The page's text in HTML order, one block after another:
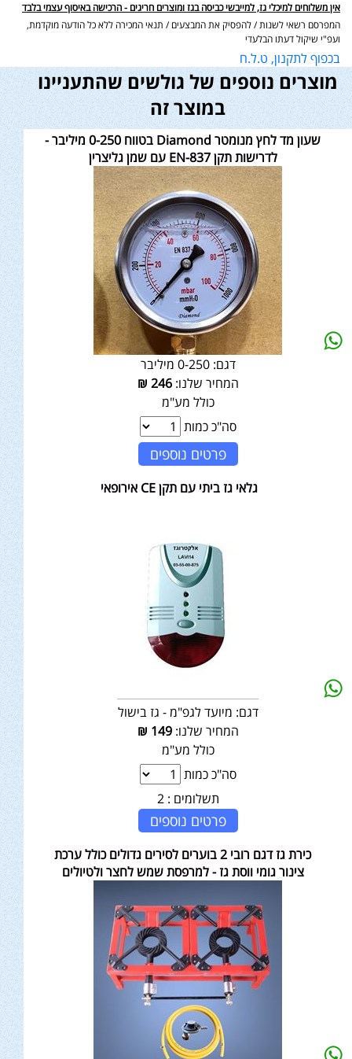
אין משלוחים למיכלי גז, למייבשי כביסה בגז ומוצרים חריגים - הרכישה באיסוף עצמי בלבד
המפרסם רשאי לשנות / להפסיק את המבצעים / תנאי המכירה ללא כל הודעה מוקדמת,
ועפ"י שיקול דעתו הבלעדי
בכפוף לתקנון, ט.ל.ח
מוצרים נוספים של גולשים שהתעניינו
במוצר זה
שעון מד לחץ מנומטר Diamond בטווח 0-250 מיליבר -
לדרישות תקן EN-837 עם שמן גליצרין
דגם: 0-250 מיליבר
המחיר שלנו:246
₪
כולל מע"מ
סה"כ כמות
פרטים נוספים
גלאי גז ביתי עם תקן CE אירופאי
דגם: מיועד לגפ"מ - גז בישול
המחיר שלנו:149
₪
כולל מע"מ
סה"כ כמות
תשלומים : 2
פרטים נוספים
כירת גז דגם רובי 2 בוערים לסירים גדולים כולל ערכת
צינור גומי ווסת גז - למרפסת שמש לחצר ולטיולים